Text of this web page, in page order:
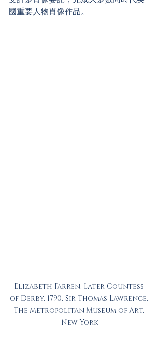
國重要人物肖像作品。
Elizabeth Farren, Later Countess
of Derby, 1790, Sir Thomas Lawrence,
The Metropolitan Museum of Art,
New York